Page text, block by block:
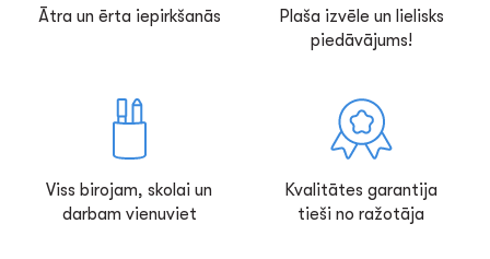
Ātra un ērta iepirkšanās
Plaša izvēle un lielisks
piedāvājums!
Viss birojam, skolai un
darbam vienuviet
Kvalitātes garantija
tieši no ražotāja